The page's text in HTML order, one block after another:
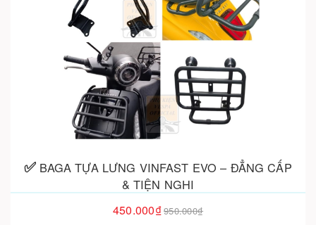
BAGA TỰA LƯNG VINFAST EVO – ĐẲNG CẤP
& TIỆN NGHI
450.000₫950.000₫
Cho vào giỏ hàng